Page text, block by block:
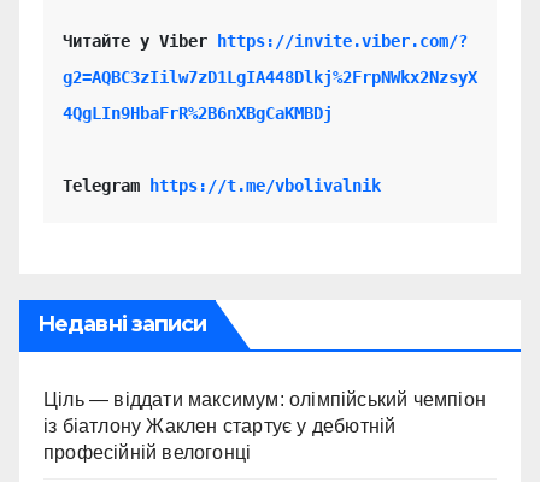
Читайте у Viber
https://invite.viber.com/?
g2=AQBC3zIilw7zD1LgIA448Dlkj%2FrpNWkx2NzsyX
4QgLIn9HbaFrR%2B6nXBgCaKMBDj
Telegram https://t.me/vbolivalnik
Недавні записи
Ціль — віддати максимум: олімпійський чемпіон
із біатлону Жаклен стартує у дебютній
професійній велогонці